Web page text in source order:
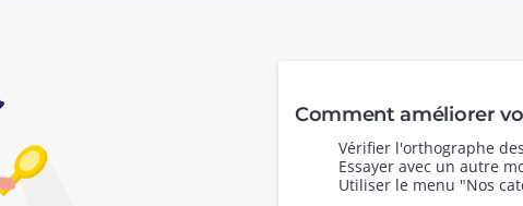
Comment améliorer
Vérifier l'orthographe
Essayer avec un autre
Utiliser le menu "Nos